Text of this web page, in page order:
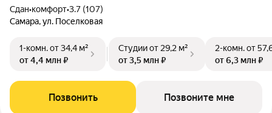
Сдан•комфорт•3.7 (107)
Самара, ул. Поселковая
1-комн.от 34,4 м²
от 4,4 млн ₽
Студииот 29,2 м²
от 3,5 млн ₽
2-комн.от
от 6,3 млн ₽
Позвонить Позвоните мне